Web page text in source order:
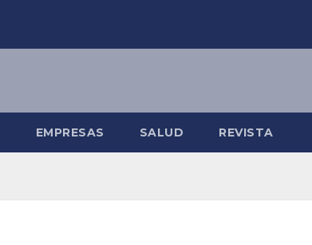
EMPRESAS SALUD REVISTA